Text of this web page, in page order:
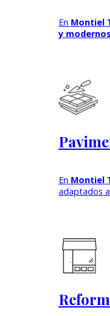
En Montiel
y
En Montiel
adaptados